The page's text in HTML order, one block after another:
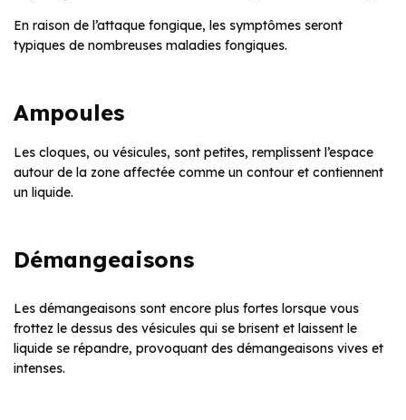
En raison de l’attaque fongique, les symptômes seront
typiques de nombreuses maladies fongiques.
Ampoules
Les cloques, ou vésicules, sont petites, remplissent l’espace
autour de la zone affectée comme un contour et contiennent
un liquide.
Démangeaisons
Les démangeaisons sont encore plus fortes lorsque vous
frottez le dessus des vésicules qui se brisent et laissent le
liquide se répandre, provoquant des démangeaisons vives et
intenses.